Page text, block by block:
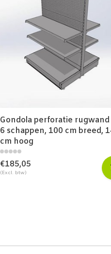
Gondola perforatie rugwand
6 schappen, 100 cm breed,
cm hoog
€185,05
(Excl. btw)